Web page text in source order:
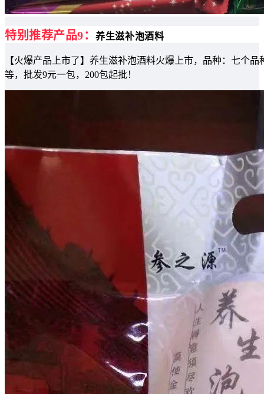
特别推荐产品9：养生滋补泡酒料
【火爆产品上市了】养生滋补泡酒料火爆上市，品种：七个
等，批发9元一包，200包起批！